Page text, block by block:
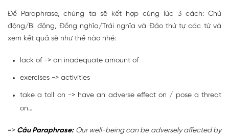
Để Paraphrase, chúng ta sẽ kết hợp cùng lúc 3 cách: Chủ
động/Bị động, Đồng nghĩa/Trái nghĩa và Đảo thứ tự các từ và
xem kết quả sẽ như thế nào nhé:
lack of -> an inadequate amount of
exercises -> activities
take a toll on -> have an adverse effect on / pose a threat
on…
=> Câu Paraphrase: Our well-being can be adversely affected by